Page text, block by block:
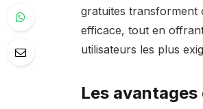
gratuites transforment
efficace, tout en
utilisateurs les plus
Les